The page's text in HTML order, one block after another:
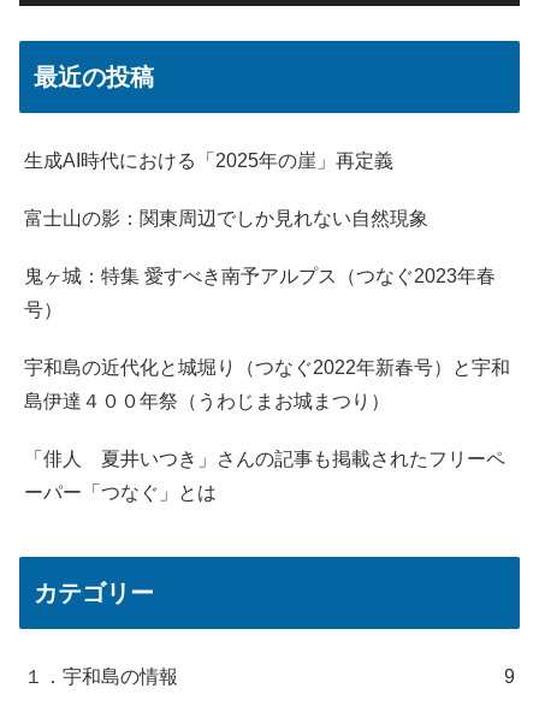
最近の投稿
生成AI時代における「2025年の崖」再定義
富士山の影：関東周辺でしか見れない自然現象
鬼ヶ城：特集 愛すべき南予アルプス（つなぐ2023年春
号）
宇和島の近代化と城堀り（つなぐ2022年新春号）と宇和
島伊達４００年祭（うわじまお城まつり）
「俳人 夏井いつき」さんの記事も掲載されたフリーペ
ーパー「つなぐ」とは
カテゴリー
１．宇和島の情報 9